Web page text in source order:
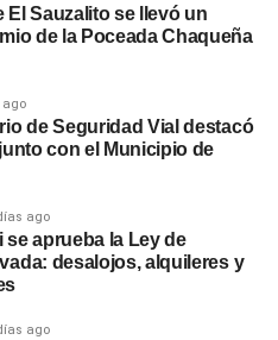
El Sauzalito se llevó un
de la Poceada Chaqueña
ago
de Seguridad Vial destacó
con el Municipio de
ago
se aprueba la Ley de
desalojos, alquileres y
ago